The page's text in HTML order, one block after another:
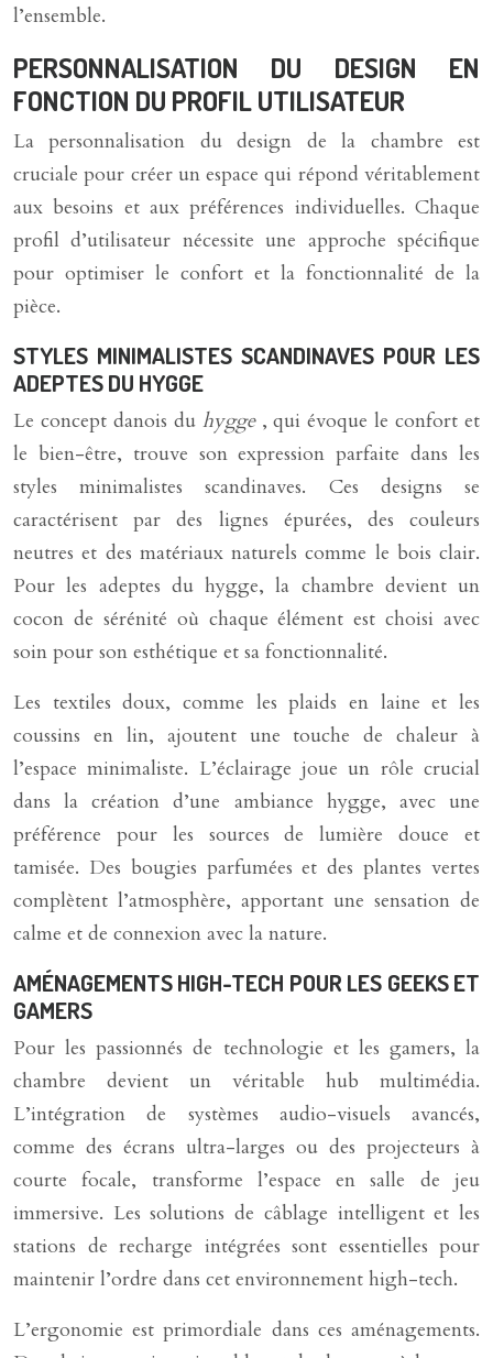
l’ensemble.
PERSONNALISATION DU DESIGN EN
FONCTION DU PROFIL UTILISATEUR
La personnalisation du design de la chambre est
cruciale pour créer un espace qui répond véritablement
aux besoins et aux préférences individuelles. Chaque
profil d’utilisateur nécessite une approche spécifique
pour optimiser le confort et la fonctionnalité de la
pièce.
STYLES MINIMALISTES SCANDINAVES POUR LES
ADEPTES DU HYGGE
Le concept danois du hygge , qui évoque le confort et
le bien-être, trouve son expression parfaite dans les
styles minimalistes scandinaves. Ces designs se
caractérisent par des lignes épurées, des couleurs
neutres et des matériaux naturels comme le bois clair.
Pour les adeptes du hygge, la chambre devient un
cocon de sérénité où chaque élément est choisi avec
soin pour son esthétique et sa fonctionnalité.
Les textiles doux, comme les plaids en laine et les
coussins en lin, ajoutent une touche de chaleur à
l’espace minimaliste. L’éclairage joue un rôle crucial
dans la création d’une ambiance hygge, avec une
préférence pour les sources de lumière douce et
tamisée. Des bougies parfumées et des plantes vertes
complètent l’atmosphère, apportant une sensation de
calme et de connexion avec la nature.
AMÉNAGEMENTS HIGH-TECH POUR LES GEEKS ET
GAMERS
Pour les passionnés de technologie et les gamers, la
chambre devient un véritable hub multimédia.
L’intégration de systèmes audio-visuels avancés,
comme des écrans ultra-larges ou des projecteurs à
courte focale, transforme l’espace en salle de jeu
immersive. Les solutions de câblage intelligent et les
stations de recharge intégrées sont essentielles pour
maintenir l’ordre dans cet environnement high-tech.
L’ergonomie est primordiale dans ces aménagements.